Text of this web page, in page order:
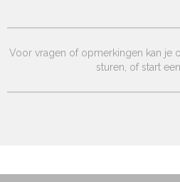
Voor vragen of opmerkingen kan je
sturen, of start